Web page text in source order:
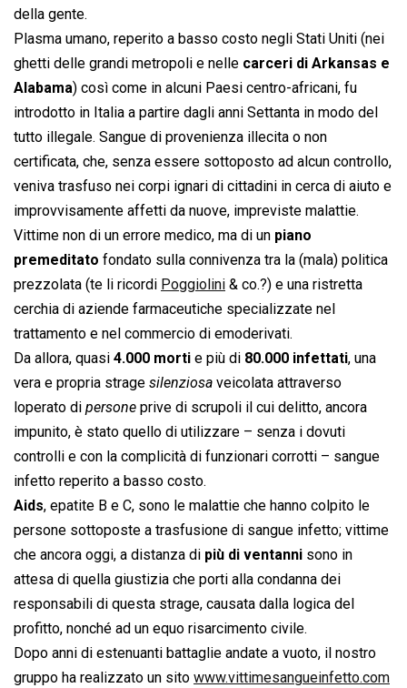
della gente.
Plasma umano, reperito a basso costo negli Stati Uniti (nei
ghetti delle grandi metropoli e nelle carceri di Arkansas e
Alabama) così come in alcuni Paesi centro-africani, fu
introdotto in Italia a partire dagli anni Settanta in modo del
tutto illegale. Sangue di provenienza illecita o non
certificata, che, senza essere sottoposto ad alcun controllo,
veniva trasfuso nei corpi ignari di cittadini in cerca di aiuto e
improvvisamente affetti da nuove, impreviste malattie.
Vittime non di un errore medico, ma di un piano
premeditato fondato sulla connivenza tra la (mala) politica
prezzolata (te li ricordi Poggiolini & co.?) e una ristretta
cerchia di aziende farmaceutiche specializzate nel
trattamento e nel commercio di emoderivati.
Da allora, quasi 4.000 morti e più di 80.000 infettati, una
vera e propria strage  silenziosa  veicolata attraverso
loperato di  persone  prive di scrupoli il cui delitto, ancora
impunito, è stato quello di utilizzare – senza i dovuti
controlli e con la complicità di funzionari corrotti – sangue
infetto reperito a basso costo.
Aids, epatite B e C, sono le malattie che hanno colpito le
persone sottoposte a trasfusione di sangue infetto; vittime
che ancora oggi, a distanza di più di ventanni sono in
attesa di quella giustizia che porti alla condanna dei
responsabili di questa strage, causata dalla logica del
profitto, nonché ad un equo risarcimento civile.
Dopo anni di estenuanti battaglie andate a vuoto, il nostro
gruppo ha realizzato un sito www.vittimesangueinfetto.com